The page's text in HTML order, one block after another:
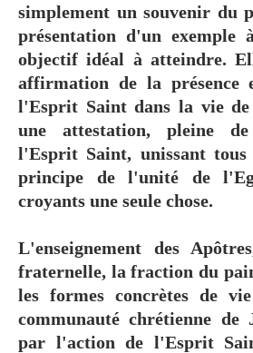
simplement un souvenir du
présentation d'un
objectif idéal à atteindre.
affirmation de la présence
l'Esprit Saint dans la vie
une attestation, pleine
l'Esprit Saint, unissant
principe de l'unité de
croyants une seule chose.
L'enseignement des
fraternelle, la fraction du
les formes concrètes de
communauté chrétienne de
par l'action de l'Esprit